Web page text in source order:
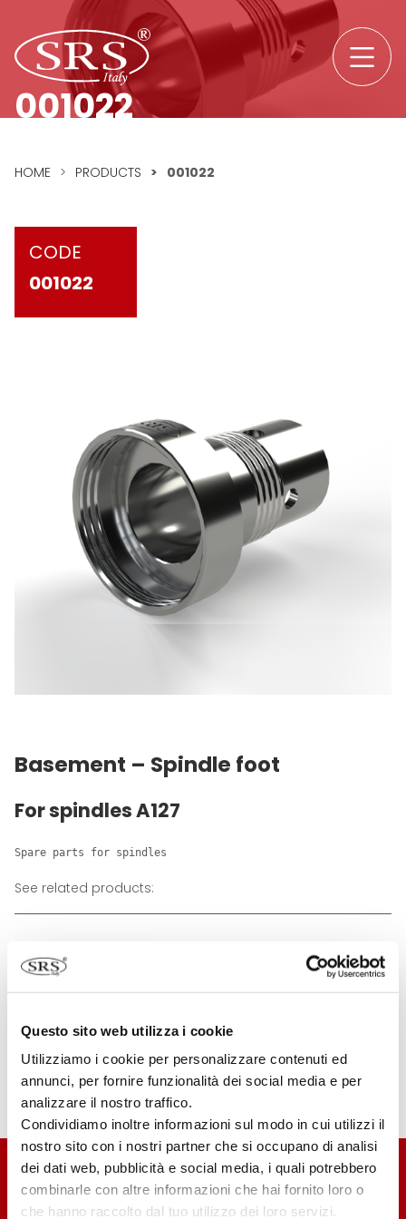
Questo sito web utilizza i cookie
Utilizziamo i cookie per personalizzare contenuti ed
annunci, per fornire funzionalità dei social media e per
analizzare il nostro traffico.
Condividiamo inoltre informazioni sul modo in cui utilizzi il
nostro sito con i nostri partner che si occupano di analisi
dei dati web, pubblicità e social media, i quali potrebbero
combinarle con altre informazioni che hai fornito loro o
che hanno raccolto dal tuo utilizzo dei loro servizi.
Skip to content
SRS srl logo
001022
HOME > PRODUCTS > 001022
CODE
001022
Basement – Spindle foot
For spindles A127
Spare parts for spindles
See related products:
001023
Contact us